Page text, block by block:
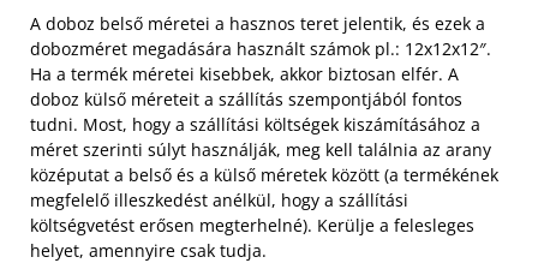
A doboz belső méretei a hasznos teret jelentik, és ezek a
dobozméret megadására használt számok pl.: 12x12x12″.
Ha a termék méretei kisebbek, akkor biztosan elfér. A
doboz külső méreteit a szállítás szempontjából fontos
tudni. Most, hogy a szállítási költségek kiszámításához a
méret szerinti súlyt használják, meg kell találnia az arany
középutat a belső és a külső méretek között (a termékének
megfelelő illeszkedést anélkül, hogy a szállítási
költségvetést erősen megterhelné). Kerülje a felesleges
helyet, amennyire csak tudja.